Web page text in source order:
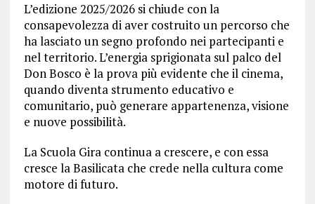
L’edizione 2025/2026 si chiude con la
consapevolezza di aver costruito un percorso che
ha lasciato un segno profondo nei partecipanti e
nel territorio. L’energia sprigionata sul palco del
Don Bosco è la prova più evidente che il cinema,
quando diventa strumento educativo e
comunitario, può generare appartenenza, visione
e nuove possibilità.
La Scuola Gira continua a crescere, e con essa
cresce la Basilicata che crede nella cultura come
motore di futuro.